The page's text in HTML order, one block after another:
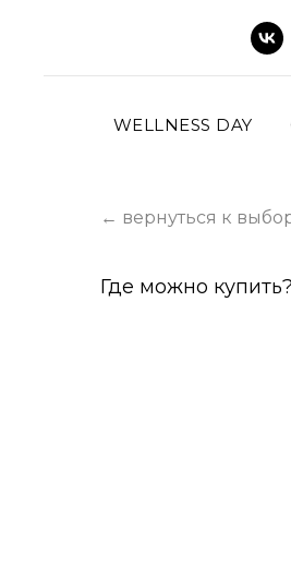
WELLNESS DAY
← вернуться к
Где можно купить?